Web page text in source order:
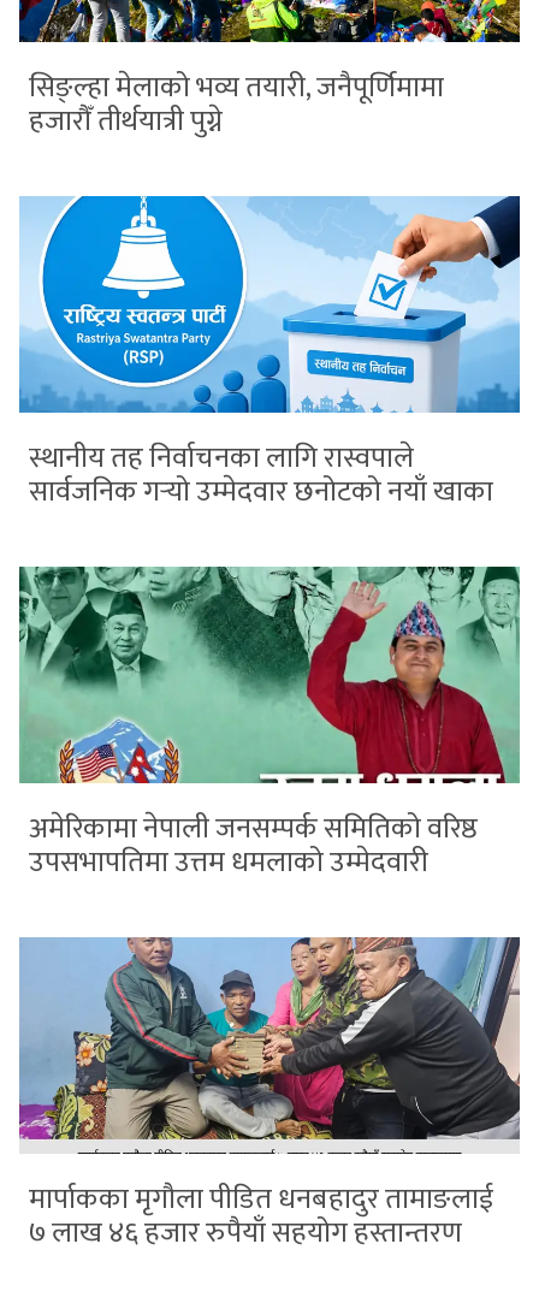
सिङ्ल्हा मेलाको भव्य तयारी, जनैपूर्णिमामा
हजारौँ तीर्थयात्री पुग्ने
स्थानीय तह निर्वाचनका लागि रास्वपाले
सार्वजनिक गर्‍यो उम्मेदवार छनोटको नयाँ खाका
अमेरिकामा नेपाली जनसम्पर्क समितिको वरिष्ठ
उपसभापतिमा उत्तम धमलाको उम्मेदवारी
मार्पाकका मृगौला पीडित धनबहादुर तामाङलाई
७ लाख ४६ हजार रुपैयाँ सहयोग हस्तान्तरण